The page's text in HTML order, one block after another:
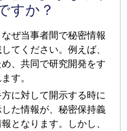
すか？
なぜ当事者間で秘密情報
てください。例えば、
、共同で研究開発をす
す。
に対して開示する時に
た情報が、秘密保持義
となります。しかし、